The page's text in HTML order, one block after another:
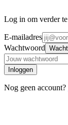
Log in om verder
E-mailadres
Wachtwoord
Inloggen
Nog geen account?